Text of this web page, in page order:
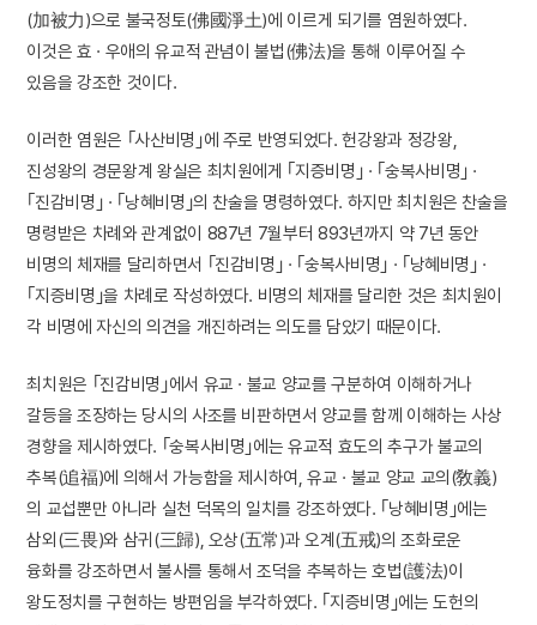
(加被力)으로 불국정토(佛國淨土)에 이르게 되기를 염원하였다.
이것은 효 · 우애의 유교적 관념이 불법(佛法)을 통해 이루어질 수
있음을 강조한 것이다.
이러한 염원은 ｢사산비명｣에 주로 반영되었다. 헌강왕과 정강왕,
진성왕의 경문왕계 왕실은 최치원에게 ｢지증비명｣ · ｢숭복사비명｣ ·
｢진감비명｣ · ｢낭혜비명｣의 찬술을 명령하였다. 하지만 최치원은 찬술을
명령받은 차례와 관계없이 887년 7월부터 893년까지 약 7년 동안
비명의 체재를 달리하면서 ｢진감비명｣ · ｢숭복사비명｣ · ｢낭혜비명｣ ·
｢지증비명｣을 차례로 작성하였다. 비명의 체재를 달리한 것은 최치원이
각 비명에 자신의 의견을 개진하려는 의도를 담았기 때문이다.
최치원은 ｢진감비명｣에서 유교 · 불교 양교를 구분하여 이해하거나
갈등을 조장하는 당시의 사조를 비판하면서 양교를 함께 이해하는 사상
경향을 제시하였다. ｢숭복사비명｣에는 유교적 효도의 추구가 불교의
추복(追福)에 의해서 가능함을 제시하여, 유교 · 불교 양교 교의(敎義)
의 교섭뿐만 아니라 실천 덕목의 일치를 강조하였다. ｢낭혜비명｣에는
삼외(三畏)와 삼귀(三歸), 오상(五常)과 오계(五戒)의 조화로운
융화를 강조하면서 불사를 통해서 조덕을 추복하는 호법(護法)이
왕도정치를 구현하는 방편임을 부각하였다. ｢지증비명｣에는 도헌의